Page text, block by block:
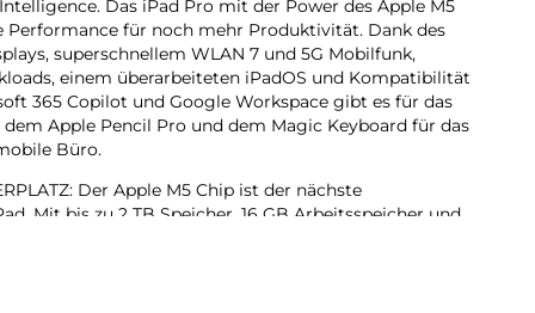
Das iPad Pro mit der Power des Apple M5
Performance für noch mehr Produktivität. Dank des
superschnellem WLAN 7 und 5G Mobilfunk,
einem überarbeiteten iPadOS und Kompatibilität
365 Copilot und Google Workspace gibt es für das
Apple Pencil Pro und dem Magic Keyboard für das
Büro.
Der Apple M5 Chip ist der nächste
Mit bis zu 2 TB Speicher, 16 GB Arbeitsspeicher und
für KI Performance können Projekte jeder Größe